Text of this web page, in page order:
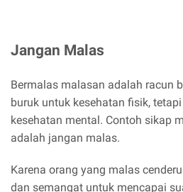
Jangan Malas
Bermalas malasan adalah racun
buruk untuk kesehatan fisik,
kesehatan mental. Contoh sikap
adalah jangan malas.
Karena orang yang malas
dan semangat untuk mencapai